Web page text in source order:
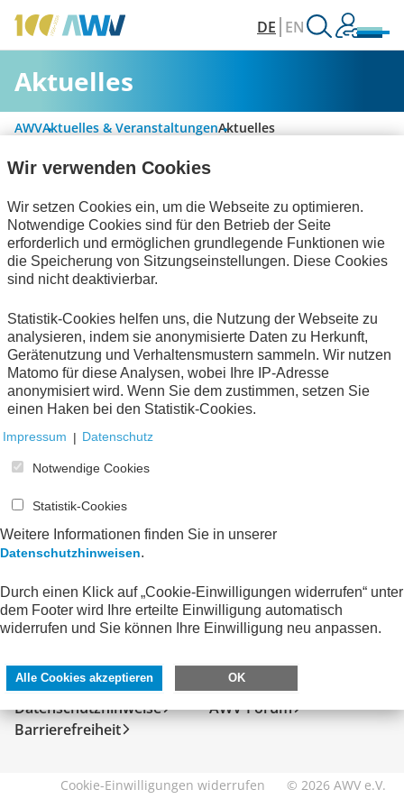
DE EN
Aktuelles
AWVAktuelles & VeranstaltungenAktuelles
Alle Kategorien
Rechnungslegung & Steuern
Handel und elektronische Kommunikation
zum Verein
Keine Nachrichten verfügbar.
SERVICE
Kontakt
Impressum
Datenschutzhinweise
Barrierefreiheit
DIREKT ZU
FeRD
eXTra
AWV-Forum
Cookie-Einwilligungen widerrufen © 2026 AWV e.V.
Wir verwenden Cookies
Wir setzen Cookies ein, um die Webseite zu optimieren.
Notwendige Cookies sind für den Betrieb der Seite
erforderlich und ermöglichen grundlegende Funktionen wie
die Speicherung von Sitzungseinstellungen. Diese Cookies
sind nicht deaktivierbar.
Statistik-Cookies helfen uns, die Nutzung der Webseite zu
analysieren, indem sie anonymisierte Daten zu Herkunft,
Gerätenutzung und Verhaltensmustern sammeln. Wir nutzen
Matomo für diese Analysen, wobei Ihre IP-Adresse
anonymisiert wird. Wenn Sie dem zustimmen, setzen Sie
einen Haken bei den Statistik-Cookies.
Impressum | Datenschutz
Notwendige Cookies
Statistik-Cookies
Weitere Informationen finden Sie in unserer
Datenschutzhinweisen.
Durch einen Klick auf „Cookie-Einwilligungen widerrufen“ unter
dem Footer wird Ihre erteilte Einwilligung automatisch
widerrufen und Sie können Ihre Einwilligung neu anpassen.
Alle Cookies akzeptieren OK